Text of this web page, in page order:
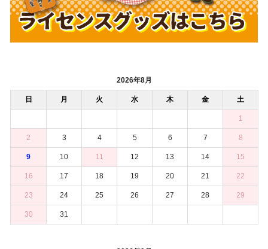
2026年8月
日 月 火 水 木 金 土
1
2 3 4 5 6 7 8
9 10 11 12 13 14 15
16 17 18 19 20 21 22
23 24 25 26 27 28 29
30 31